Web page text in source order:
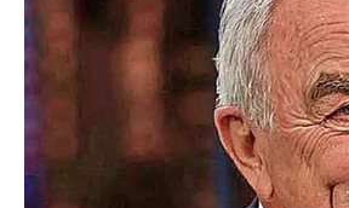
3-5 minuta. Budite oprezni kako biste
pretjerano mućenje može dovesti do
maslac.
Pažljivo umiješajte šlag u smjesu
mlijeka tako da ih lagano spojite.